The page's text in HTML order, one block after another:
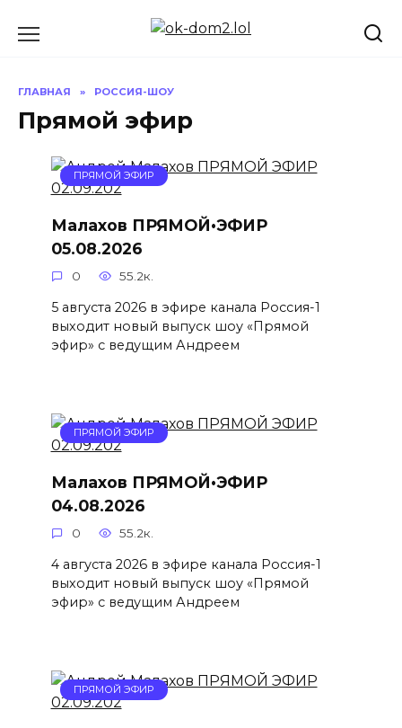
ГЛАВНАЯ » РОССИЯ-ШОУ
Прямой эфир
ПРЯМОЙ ЭФИР
Малахов ПРЯМОЙ•ЭФИР
05.08.2026
0 55.2к.
5 августа 2026 в эфире канала Россия-1
выходит новый выпуск шоу «Прямой
эфир» с ведущим Андреем
ПРЯМОЙ ЭФИР
Малахов ПРЯМОЙ•ЭФИР
04.08.2026
0 55.2к.
4 августа 2026 в эфире канала Россия-1
выходит новый выпуск шоу «Прямой
эфир» с ведущим Андреем
ПРЯМОЙ ЭФИР